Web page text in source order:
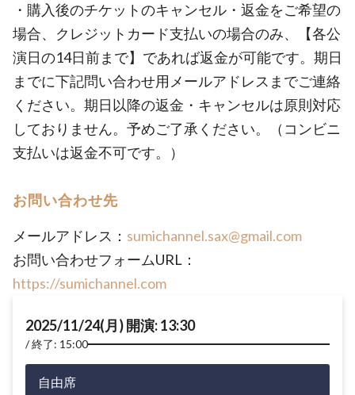
・購入後のチケットのキャンセル・返金をご希望の
場合、クレジットカード支払いの場合のみ、【各公
演日の14日前まで】であれば返金が可能です。期日
までに下記問い合わせ用メールアドレスまでご連絡
ください。期日以降の返金・キャンセルは原則対応
しておりません。予めご了承ください。（コンビニ
支払いは返金不可です。）
お問い合わせ先
メールアドレス： sumichannel.sax@gmail.com
お問い合わせフォームURL：
https://sumichannel.com
2025/11/24(月) 開演: 13:30
終了: 15:00
自由席